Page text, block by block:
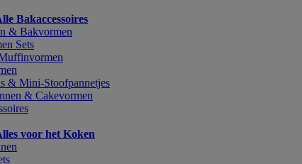
Bakaccessoires
& Bakvormen
Sets
& Mini-Stoofpannetjes
& Cakevormen
voor het Koken